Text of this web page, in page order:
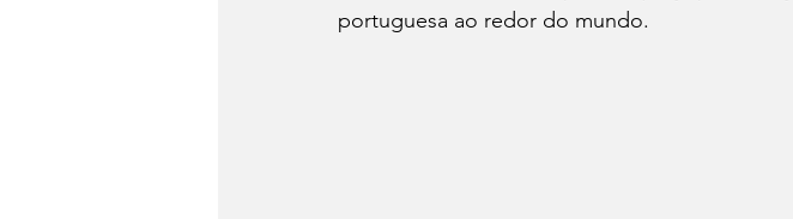
portuguesa ao redor do mundo.